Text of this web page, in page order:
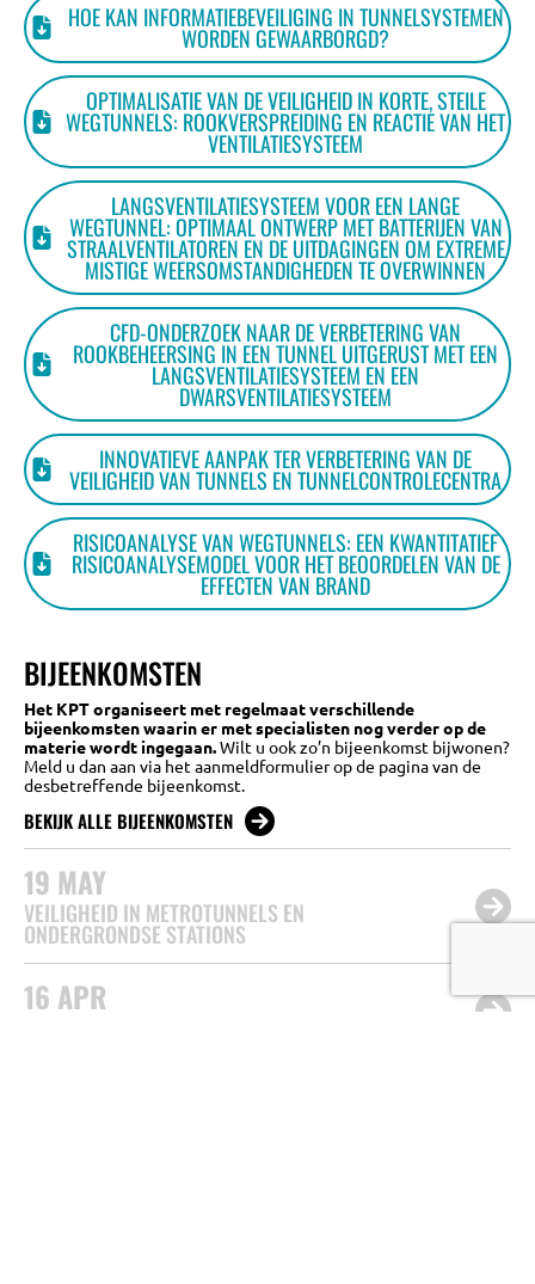
HOE KAN INFORMATIEBEVEILIGING IN TUNNELSYSTEMEN
WORDEN GEWAARBORGD?
OPTIMALISATIE VAN DE VEILIGHEID IN KORTE, STEILE
WEGTUNNELS: ROOKVERSPREIDING EN REACTIE VAN HET
VENTILATIESYSTEEM
LANGSVENTILATIESYSTEEM VOOR EEN LANGE
WEGTUNNEL: OPTIMAAL ONTWERP MET BATTERIJEN VAN
STRAALVENTILATOREN EN DE UITDAGINGEN OM EXTREME
MISTIGE WEERSOMSTANDIGHEDEN TE OVERWINNEN
CFD-ONDERZOEK NAAR DE VERBETERING VAN
ROOKBEHEERSING IN EEN TUNNEL UITGERUST MET EEN
LANGSVENTILATIESYSTEEM EN EEN
DWARSVENTILATIESYSTEEM
INNOVATIEVE AANPAK TER VERBETERING VAN DE
VEILIGHEID VAN TUNNELS EN TUNNELCONTROLECENTRA
RISICOANALYSE VAN WEGTUNNELS: EEN KWANTITATIEF
RISICOANALYSEMODEL VOOR HET BEOORDELEN VAN DE
EFFECTEN VAN BRAND
BIJEENKOMSTEN
Het KPT organiseert met regelmaat verschillende
bijeenkomsten waarin er met specialisten nog verder op de
materie wordt ingegaan.Wilt u ook zo’n bijeenkomst bijwonen?
Meld u dan aan via het aanmeldformulier op de pagina van de
desbetreffende bijeenkomst.
BEKIJK ALLE BIJEENKOMSTEN
19 MAY
VEILIGHEID IN METROTUNNELS EN
ONDERGRONDSE STATIONS
16 APR